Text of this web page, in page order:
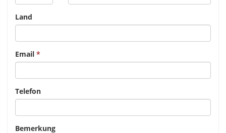
Land
Email
Telefon
Bemerkung